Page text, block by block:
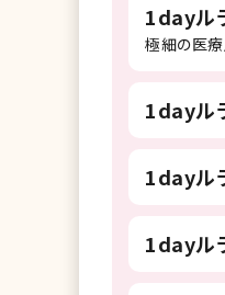
1dayル
極細の医
1dayル
1dayル
1dayル